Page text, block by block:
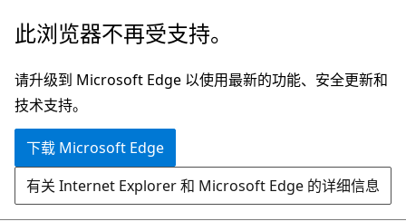
跳
主
要
内
此浏览器不再受支持。
请升级到 Microsoft Edge 以使用最新的功能、安全更新和
技术支持。
下载 Microsoft Edge
有关 Internet Explorer 和 Microsoft Edge 的详细信息